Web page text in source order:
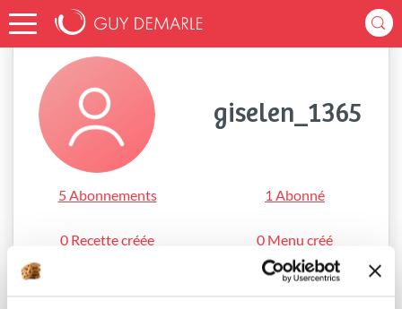
Accueil giselen_1365
giselen_1365
5 Abonnements 1 Abonné
0 Recette créée 0 Menu créé